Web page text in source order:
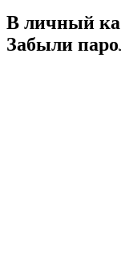
В личный
Забыли